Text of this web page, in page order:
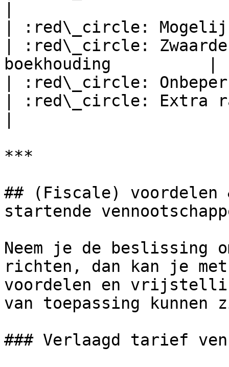
| :red\_circle:
| :red\_circle:
boekhouding          |
| :red\_circle:
| :red\_circle: Extra
***
## (Fiscale)
startende
Neem je de beslissing
richten, dan kan je
voordelen en
van toepassing kunnen
### Verlaagd tarief